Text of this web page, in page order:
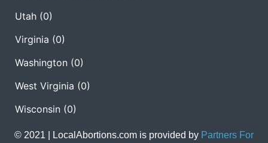
Utah (0)
Virginia (0)
Washington (0)
West Virginia (0)
Wisconsin (0)
© 2021 | LocalAbortions.com is provided by Partners For